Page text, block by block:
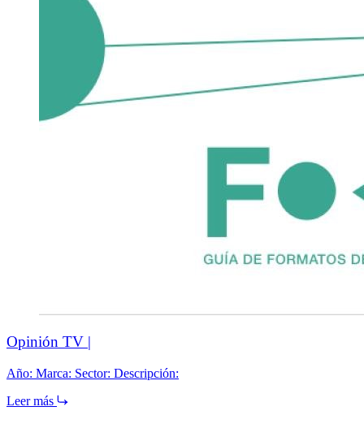
Opinión TV |
Año: Marca: Sector: Descripción:
Leer más